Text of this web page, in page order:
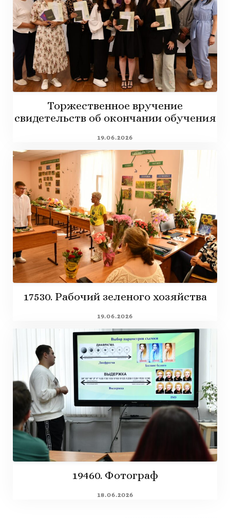
Торжественное вручение
свидетельств об окончании обучения
19.06.2026
17530. Рабочий зеленого хозяйства
19.06.2026
19460. Фотограф
18.06.2026